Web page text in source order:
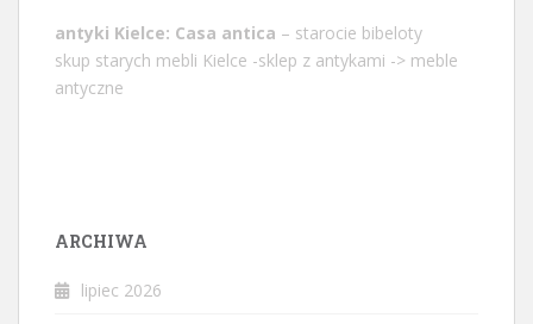
antyki Kielce: Casa antica – starocie bibeloty
skup starych mebli Kielce -sklep z antykami -> meble
antyczne
ARCHIWA
lipiec 2026